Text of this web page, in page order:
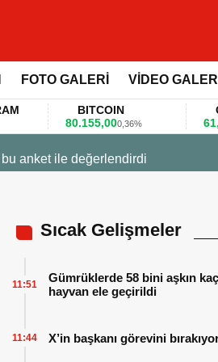
FOTO GALERİ VİDEO GALERİ
BITCOIN
80.155,000,36%
GBP/
61,8741
Sıcak Gelişmeler
Gümrüklerde 58 bini aşkın
hayvan ele geçirildi
11:51
X’in başkanı görevini
11:44